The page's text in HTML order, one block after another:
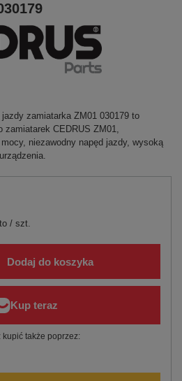
jazdy zamiatarka ZM01 030179 to
zamiatarek CEDRUS ZM01,
niezawodny napęd jazdy, wysoką
/ szt.
Dodaj do koszyka
kupić także poprzez: